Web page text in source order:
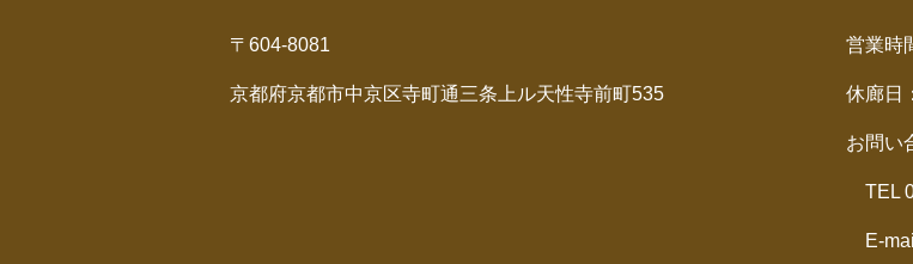
〒604-8081
京都府京都市中京区寺町通三条上ル天性寺前町535
営業時
休廊日
お問い
TEL
E-